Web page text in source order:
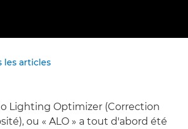
les articles
Lighting Optimizer (Correction
ou « ALO » a tout d'abord été